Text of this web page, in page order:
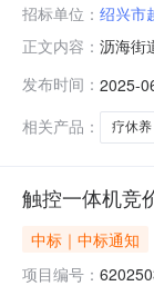
招标单位： 绍兴市
正文内容： 沥海街
沥海街
内台州
发布时间： 2025-
相关产品：
疗休养
触控一体机竞
中标｜中标通知
项目编号：